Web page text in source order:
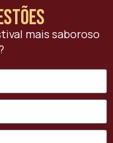
mais saboroso